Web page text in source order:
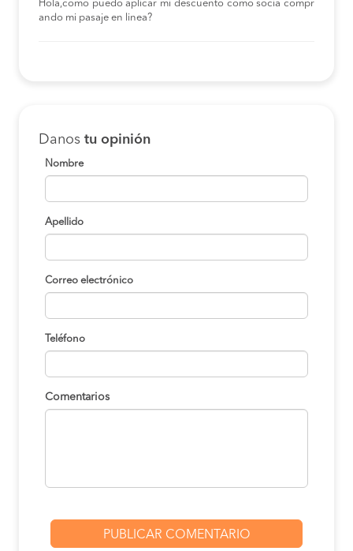
Hola,como puedo aplicar mi descuento como socia compr
ando mi pasaje en linea?
Danos tu opinión
Nombre
Apellido
Correo electrónico
Teléfono
Comentarios